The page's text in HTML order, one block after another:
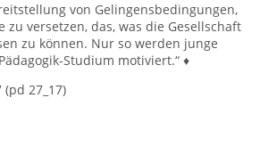
von Gelingensbedingungen,
zu versetzen, das, was die Gesellschaft
zu können. Nur so werden junge
Studium motiviert.“ ♦
(pd 27_17)